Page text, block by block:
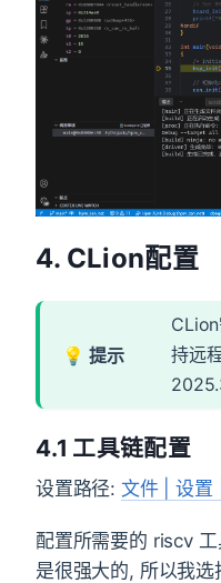
4. CLion配置
持远
4.1 工具链配置
设置路径: 文件 | 设置
配置所需要的 riscv
是很强大的, 所以我